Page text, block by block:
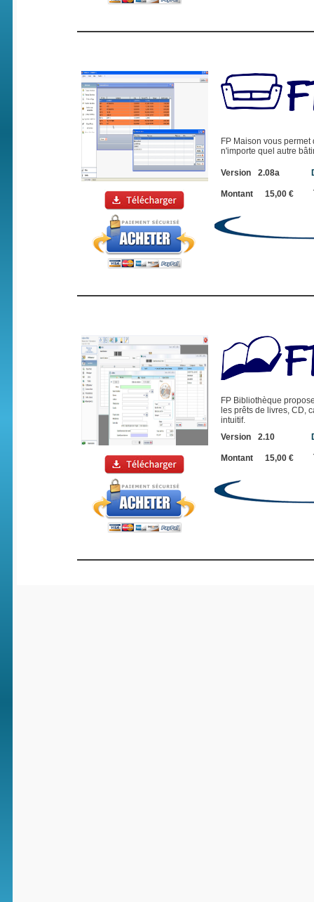
FP Maison vous
n'importe quel autre
Version 2.08a
Montant 15,00 €
FP Bibliothèque
les prêts de livres, CD,
intuitif.
Version
2.10
Montant 15,00 €